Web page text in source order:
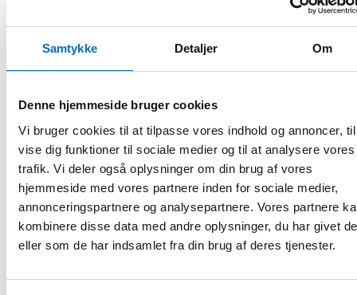
Samtykke Detaljer Om
Denne hjemmeside bruger cookies
Vi bruger cookies til at tilpasse vores indhold og annoncer,
vise dig funktioner til sociale medier og til at analysere vores
trafik. Vi deler også oplysninger om din brug af vores
hjemmeside med vores partnere inden for sociale medier,
annonceringspartnere og analysepartnere. Vores partnere
kombinere disse data med andre oplysninger, du har givet
eller som de har indsamlet fra din brug af deres tjenester.
Fuldført
ÆLDRE VOKSNE
Aktivt og sundt seniorliv i de nordiske lande
Vores projekt skal fremme aktiv og sund aldring samt et
positivt syn på de æld [...]